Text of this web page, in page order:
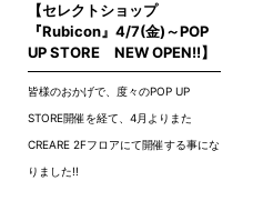
【セレクトショップ
『Rubicon』4/7(金)～POP
UP STORE NEW OPEN!!】
皆様のおかげで、度々のPOP UP
STORE開催を経て、4月よりまた
CREARE 2Fフロアにて開催する事にな
りました!!